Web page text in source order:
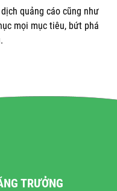
quảng cáo cũng như
mọi mục tiêu, bứt phá
TRƯỞNG